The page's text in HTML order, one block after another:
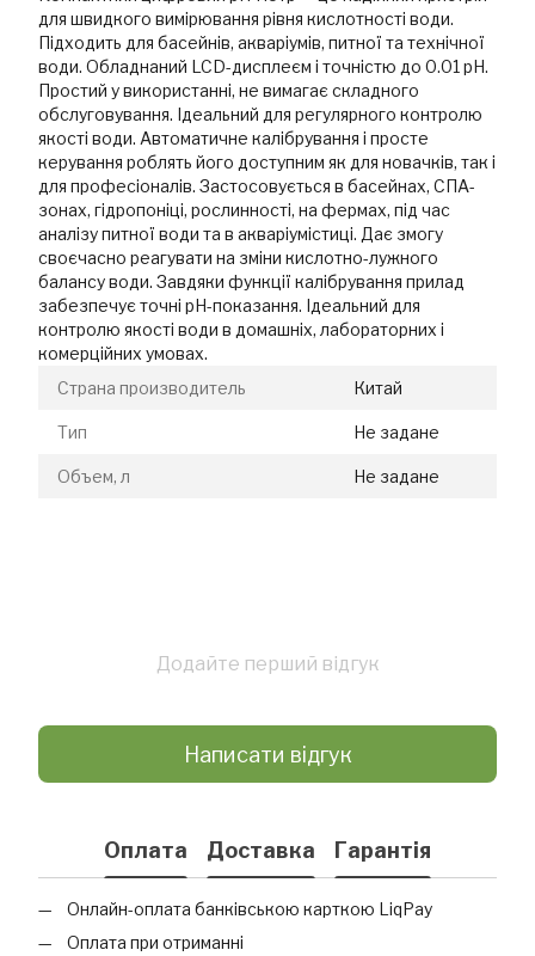
для швидкого вимірювання рівня кислотності води.
Підходить для басейнів, акваріумів, питної та технічної
води. Обладнаний LCD-дисплеєм і точністю до 0.01 pH.
Простий у використанні, не вимагає складного
обслуговування. Ідеальний для регулярного контролю
якості води. Автоматичне калібрування і просте
керування роблять його доступним як для новачків, так і
для професіоналів. Застосовується в басейнах, СПА-
зонах, гідропоніці, рослинності, на фермах, під час
аналізу питної води та в акваріумістиці. Дає змогу
своєчасно реагувати на зміни кислотно-лужного
балансу води. Завдяки функції калібрування прилад
забезпечує точні pH-показання. Ідеальний для
контролю якості води в домашніх, лабораторних і
комерційних умовах.
Страна производитель
Китай
Тип Не задане
Объем, л Не задане
Додайте перший відгук
Написати відгук
Оплата Доставка Гарантія
Онлайн-оплата банківською карткою LiqPay
Оплата при отриманні